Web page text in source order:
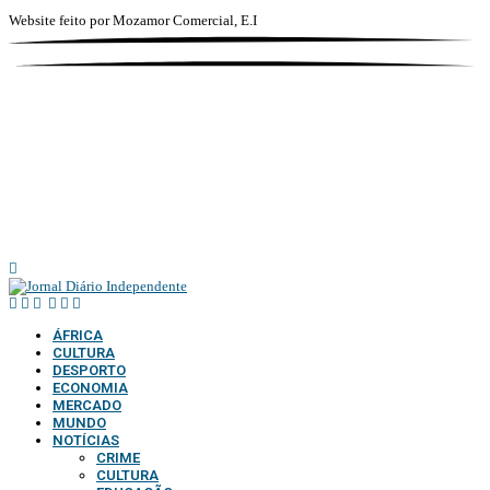
Website feito porMozamor Comercial, E.I
ÁFRICA
CULTURA
DESPORTO
ECONOMIA
MERCADO
MUNDO
NOTÍCIAS
CRIME
CULTURA